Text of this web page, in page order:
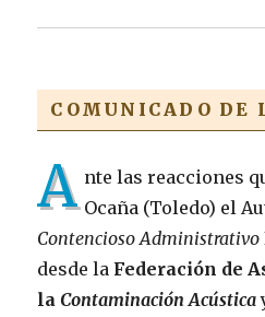
COMUNICADO DE
A nte las reacciones
Ocaña (Toledo) el
Contencioso Administrativo
desde la Federación de
la Contaminación Acústica